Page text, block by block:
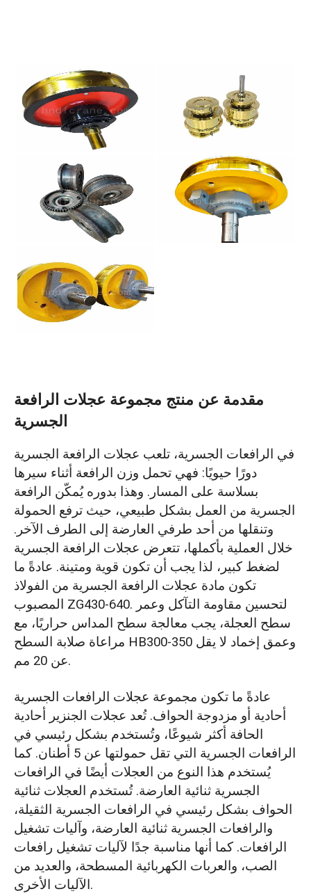
مقدمة عن منتج مجموعة عجلات الرافعة
الجسرية
في الرافعات الجسرية، تلعب عجلات الرافعة الجسرية
دورًا حيويًا: فهي تحمل وزن الرافعة أثناء سيرها
بسلاسة على المسار. وهذا بدوره يُمكّن الرافعة
الجسرية من العمل بشكل طبيعي، حيث ترفع الحمولة
وتنقلها من أحد طرفي العارضة إلى الطرف الآخر.
خلال العملية بأكملها، تتعرض عجلات الرافعة الجسرية
لضغط كبير، لذا يجب أن تكون قوية ومتينة. عادةً ما
تكون مادة عجلات الرافعة الجسرية من الفولاذ
المصبوب ZG430-640. لتحسين مقاومة التآكل وعمر
سطح العجلة، يجب معالجة سطح المداس حراريًا، مع
مراعاة صلابة السطح HB300-350 وعمق إخماد لا يقل
عن 20 مم.
عادةً ما تكون مجموعة عجلات الرافعات الجسرية
أحادية أو مزدوجة الحواف. تُعد عجلات الجنزير أحادية
الحافة أكثر شيوعًا، وتُستخدم بشكل رئيسي في
الرافعات الجسرية التي تقل حمولتها عن 5 أطنان. كما
يُستخدم هذا النوع من العجلات أيضًا في الرافعات
الجسرية ثنائية العارضة. تُستخدم العجلات ثنائية
الحواف بشكل رئيسي في الرافعات الجسرية الثقيلة،
والرافعات الجسرية ثنائية العارضة، وآليات تشغيل
الرافعات. كما أنها مناسبة جدًا لآليات تشغيل رافعات
الصب، والعربات الكهربائية المسطحة، والعديد من
الآليات الأخرى.